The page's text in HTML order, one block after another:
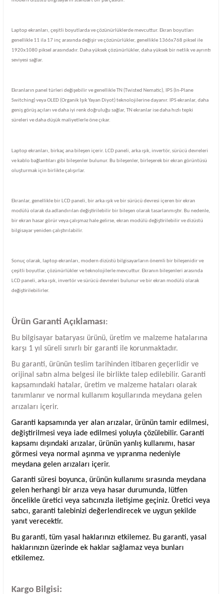
Laptop ekranları, çeşitli boyutlarda ve çözünürlüklerde mevcuttur. Ekran boyutları
genellikle 11 ila 17 inç arasında değişir ve çözünürlükler, genellikle 1366x768 piksel ile
1920x1080 piksel arasındadır. Daha yüksek çözünürlükler, daha yüksek bir netlik ve ayrıntı
seviyesi sağlar.
Ekranların panel türleri değişebilir ve genellikle TN (Twisted Nematic), IPS (In-Plane
Switching) veya OLED (Organik Işık Yayan Diyot) teknolojilerine dayanır. IPS ekranlar, daha
geniş görüş açıları ve daha iyi renk doğruluğu sağlar, TN ekranlar ise daha hızlı tepki
süreleri ve daha düşük maliyetlerle öne çıkar.
Laptop ekranları, birkaç ana bileşen içerir. LCD paneli, arka ışık, invertör, sürücü devreleri
ve kablo bağlantıları gibi bileşenler bulunur. Bu bileşenler, birleşerek bir ekran görüntüsü
oluşturmak için birlikte çalışırlar.
Ekranlar, genellikle bir LCD paneli, bir arka ışık ve bir sürücü devresi içeren bir ekran
modülü olarak da adlandırılan değiştirilebilir bir bileşen olarak tasarlanmıştır. Bu nedenle,
bir ekran hasar görür veya çalışmaz hale gelirse, ekran modülü değiştirilebilir ve dizüstü
bilgisayar yeniden çalıştırılabilir.
Sonuç olarak, laptop ekranları, modern dizüstü bilgisayarların önemli bir bileşenidir ve
çeşitli boyutlar, çözünürlükler ve teknolojilerle mevcuttur. Ekranın bileşenleri arasında
LCD paneli, arka ışık, invertör ve sürücü devreleri bulunur ve bir ekran modülü olarak
değiştirilebilirler.
Ürün Garanti Açıklaması:
Bu bilgisayar bataryası ürünü, üretim ve malzeme hatalarına
karşı 1 yıl süreli sınırlı bir garanti ile korunmaktadır.
Bu garanti, ürünün teslim tarihinden itibaren geçerlidir ve
orijinal satın alma belgesi ile birlikte talep edilebilir. Garanti
kapsamındaki hatalar, üretim ve malzeme hataları olarak
tanımlanır ve normal kullanım koşullarında meydana gelen
arızaları içerir.
Garanti kapsamında yer alan arızalar, ürünün tamir edilmesi,
değiştirilmesi veya iade edilmesi yoluyla çözülebilir. Garanti
kapsamı dışındaki arızalar, ürünün yanlış kullanımı, hasar
görmesi veya normal aşınma ve yıpranma nedeniyle
meydana gelen arızaları içerir.
Garanti süresi boyunca, ürünün kullanımı sırasında meydana
gelen herhangi bir arıza veya hasar durumunda, lütfen
öncelikle üretici veya satıcınızla iletişime geçiniz. Üretici veya
satıcı, garanti talebinizi değerlendirecek ve uygun şekilde
yanıt verecektir.
Bu garanti, tüm yasal haklarınızı etkilemez. Bu garanti, yasal
haklarınızın üzerinde ek haklar sağlamaz veya bunları
etkilemez.
Kargo Bilgisi: